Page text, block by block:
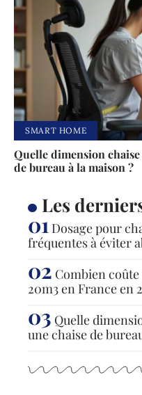
SMART HOME
Quelle dimension
de bureau à la maison ?
Les
Dosage pour
fréquentes à éviter
Combien
20m3 en France en
Quelle
une chaise de